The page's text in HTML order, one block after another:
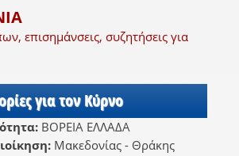
επισημάνσεις, συζητήσεις για
για τον Κύρνο
ΒΟΡΕΙΑ ΕΛΛΑΔΑ
Μακεδονίας - Θράκης